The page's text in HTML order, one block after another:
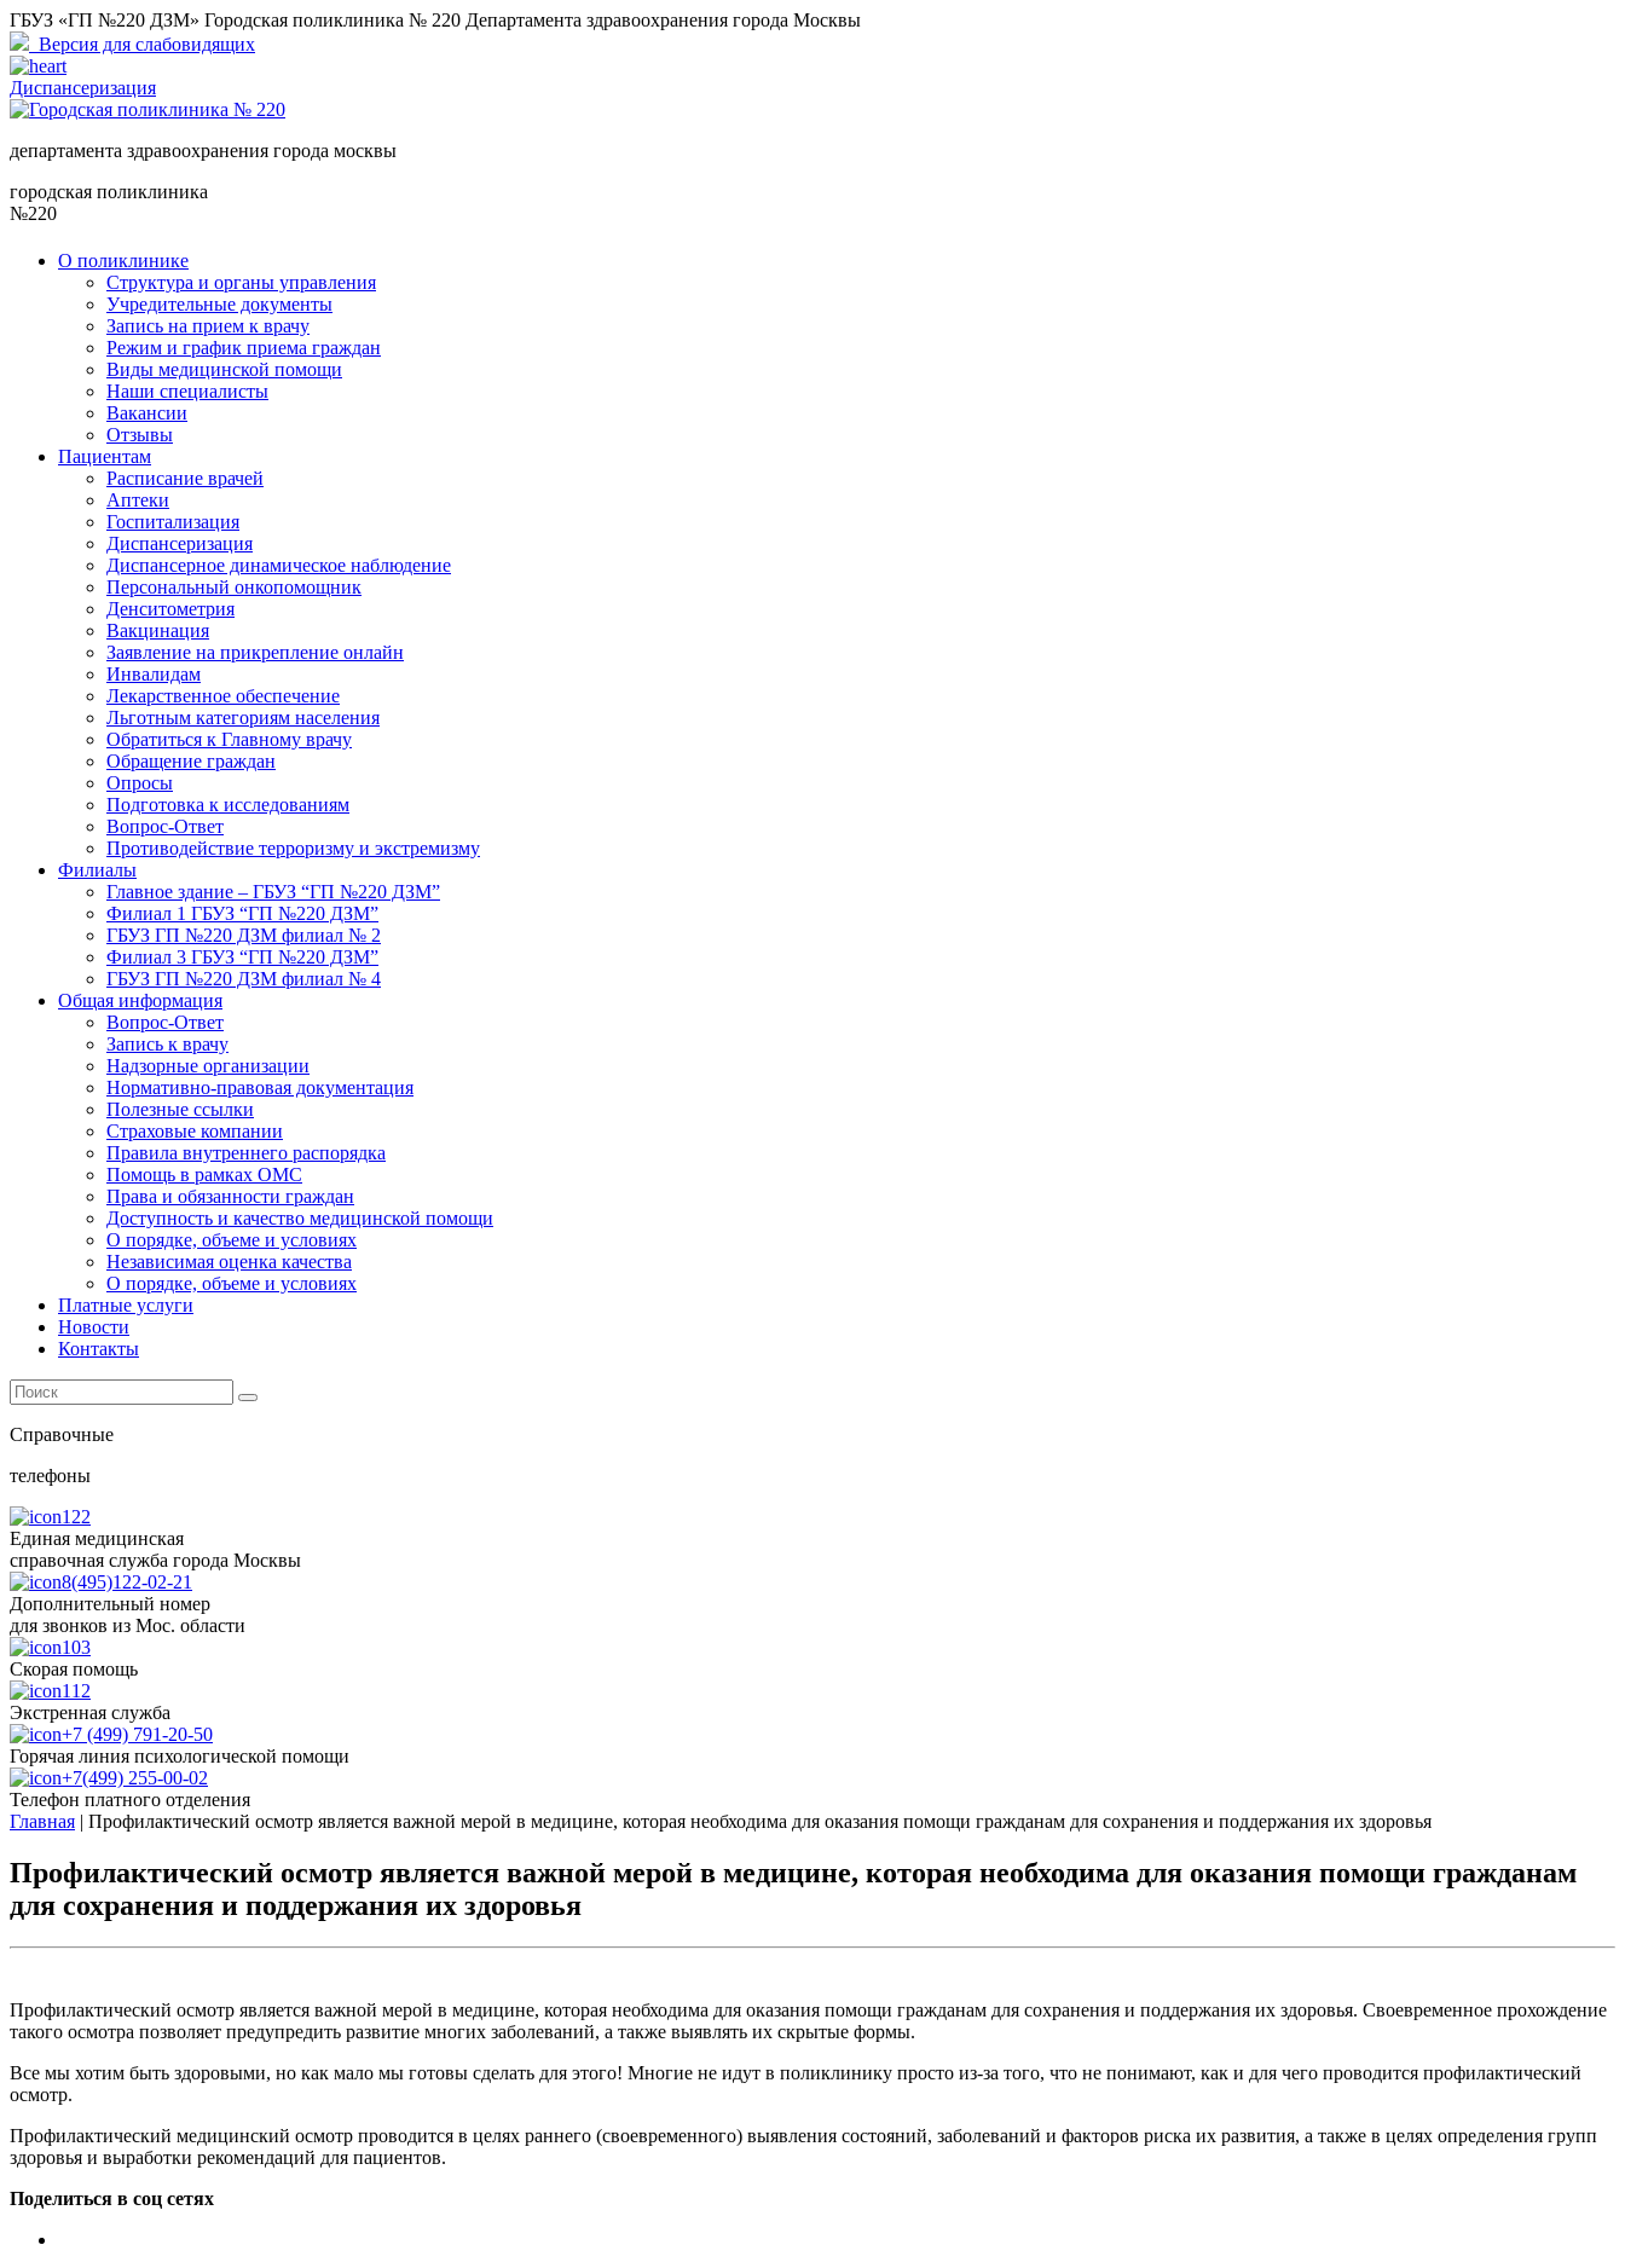
ГБУЗ «ГП №220 ДЗМ» Городская поликлиника № 220 Департамента здравоохранения города Москвы
Версия для слабовидящих
Диспансеризация
департамента здравоохранения города москвы
городская поликлиника
№220
О поликлинике
Структура и органы управления
Учредительные документы
Запись на прием к врачу
Режим и график приема граждан
Виды медицинской помощи
Наши специалисты
Вакансии
Отзывы
Пациентам
Расписание врачей
Аптеки
Госпитализация
Диспансеризация
Диспансерное динамическое наблюдение
Персональный онкопомощник
Денситометрия
Вакцинация
Заявление на прикрепление онлайн
Инвалидам
Лекарственное обеспечение
Льготным категориям населения
Обратиться к Главному врачу
Обращение граждан
Опросы
Подготовка к исследованиям
Вопрос-Ответ
Противодействие терроризму и экстремизму
Филиалы
Главное здание – ГБУЗ “ГП №220 ДЗМ”
Филиал 1 ГБУЗ “ГП №220 ДЗМ”
ГБУЗ ГП №220 ДЗМ филиал № 2
Филиал 3 ГБУЗ “ГП №220 ДЗМ”
ГБУЗ ГП №220 ДЗМ филиал № 4
Общая информация
Вопрос-Ответ
Запись к врачу
Надзорные организации
Нормативно-правовая документация
Полезные ссылки
Страховые компании
Правила внутреннего распорядка
Помощь в рамках ОМС
Права и обязанности граждан
Доступность и качество медицинской помощи
О порядке, объеме и условиях
Независимая оценка качества
О порядке, объеме и условиях
Платные услуги
Новости
Контакты
Справочные
телефоны
122
Единая медицинская
справочная служба города Москвы
8(495)122-02-21
Дополнительный номер
для звонков из Мос. области
103
Скорая помощь
112
Экстренная служба
+7 (499) 791-20-50
Горячая линия психологической помощи
+7(499) 255-00-02
Телефон платного отделения
Главная | Профилактический осмотр является важной мерой в медицине, которая необходима для оказания помощи гражданам для сохранения и поддержания их здоровья
Профилактический осмотр является важной мерой в медицине, которая необходима для оказания помощи гражданам
для сохранения и поддержания их здоровья
Профилактический осмотр является важной мерой в медицине, которая необходима для оказания помощи гражданам для сохранения и поддержания их здоровья. Своевременное прохождение
такого осмотра позволяет предупредить развитие многих заболеваний, а также выявлять их скрытые формы.
Все мы хотим быть здоровыми, но как мало мы готовы сделать для этого! Многие не идут в поликлинику просто из-за того, что не понимают, как и для чего проводится профилактический
осмотр.
Профилактический медицинский осмотр проводится в целях раннего (своевременного) выявления состояний, заболеваний и факторов риска их развития, а также в целях определения групп
здоровья и выработки рекомендаций для пациентов.
Поделиться в соц сетях